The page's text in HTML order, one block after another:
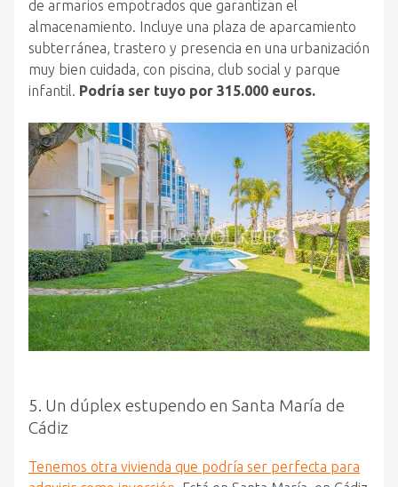
de armarios empotrados que garantizan el
almacenamiento. Incluye una plaza de aparcamiento
subterránea, trastero y presencia en una urbanización
muy bien cuidada, con piscina, club social y parque
infantil. Podría ser tuyo por 315.000 euros.
5. Un dúplex estupendo en Santa María de
Cádiz
Tenemos otra vivienda que podría ser perfecta para